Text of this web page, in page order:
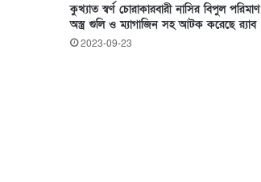
কুখ্যাত স্বর্ণ চোরাকারবারী নাসির বিপুল পরিমাণ
অস্ত্র গুলি ও ম্যাগাজিন সহ আটক করেছে র‍্যাব
2023-09-23